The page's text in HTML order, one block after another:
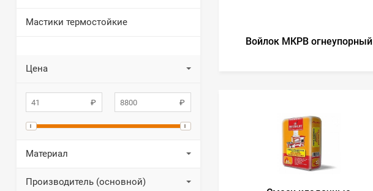
Мастики термостойкие
Цена
Материал
Производитель (основной)
Войлок МКРВ огнеупорный